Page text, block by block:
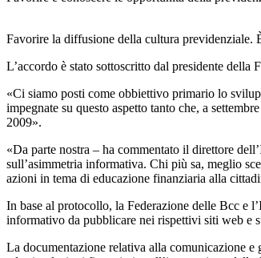
Favorire la diffusione della cultura previdenziale.
L’accordo è stato sottoscritto dal presidente
«Ci siamo posti come obbiettivo primario lo
impegnate su questo aspetto tanto che, a
2009».
«Da parte nostra – ha commentato il direttore
sull’asimmetria informativa. Chi più sa, meglio
azioni in tema di educazione finanziaria alla
In base al protocollo, la Federazione delle Bcc e
informativo da pubblicare nei rispettivi siti web e
La documentazione relativa alla comunicazione